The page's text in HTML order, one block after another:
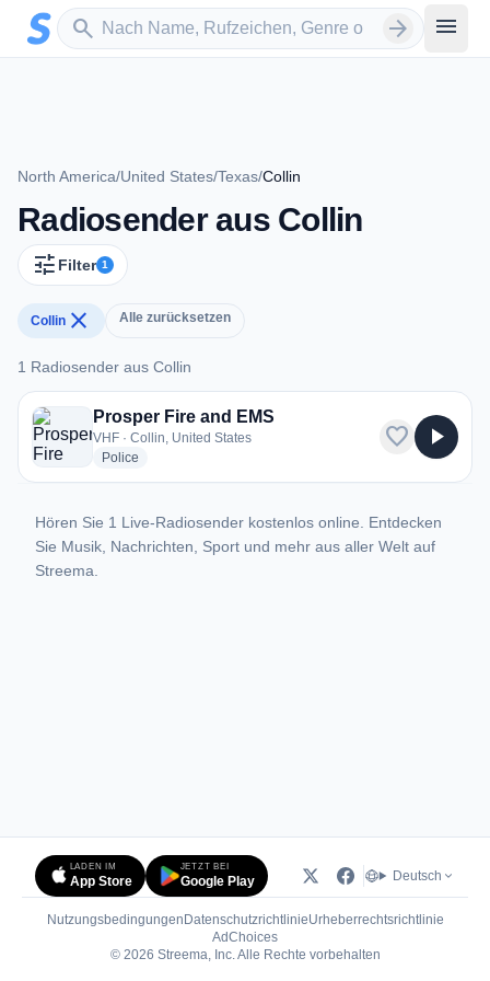
Zum Hauptinhalt springen
search
Sender suchen arrow_forward menu
North America/United States/Texas/Collin
Radiosender aus Collin
tune Filter 1
Collin close Alle zurücksetzen
1 Radiosender aus Collin
1 Radiosender aus Collin
Prosper Fire and EMS
VHF · Collin, United States
Police
favorite play_arrow
Hören Sie 1 Live-Radiosender kostenlos online. Entdecken
Sie Musik, Nachrichten, Sport und mehr aus aller Welt auf
Streema.
LADEN IM
App Store
JETZT BEI
Google Play Deutsch
Nutzungsbedingungen DatenschutzrichtlinieUrheberrechtsrichtlinie
AdChoices(öffnet in neuem Tab)
© 2026 Streema, Inc. Alle Rechte vorbehalten